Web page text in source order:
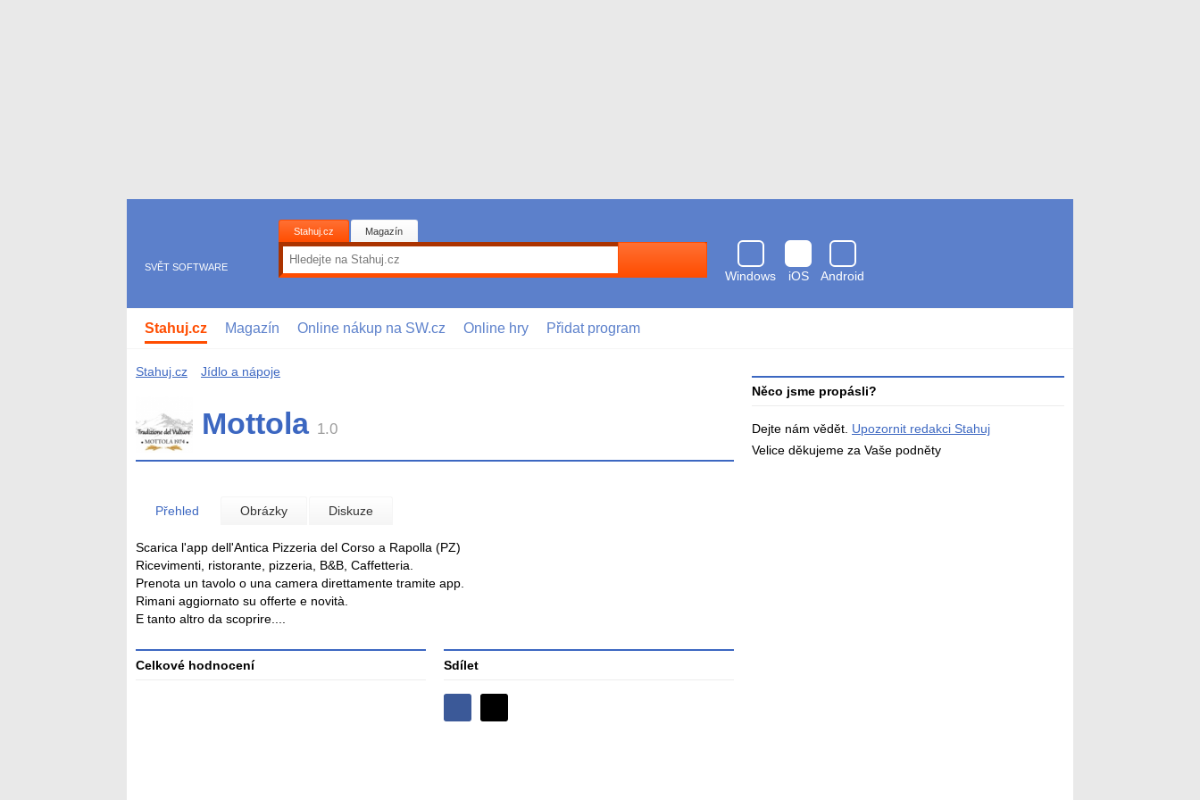
SVĚT SOFTWARE
Stahuj.cz Magazín
Windows
iOS
Android
antivirem
Stahuj.cz Magazín Online nákup na SW.cz Online hry Přidat program
Stahuj.cz Jídlo a nápoje
Mottola 1.0
Přehled Obrázky Diskuze
Scarica l'app dell'Antica Pizzeria del Corso a Rapolla (PZ)
Ricevimenti, ristorante, pizzeria, B&B, Caffetteria.
Prenota un tavolo o una camera direttamente tramite app.
Rimani aggiornato su offerte e novità.
E tanto altro da scoprire....
Celkové hodnocení Sdílet
Sdílejte
Něco jsme propásli?
Dejte nám vědět. Upozornit redakci Stahuj
Velice děkujeme za Vaše podněty